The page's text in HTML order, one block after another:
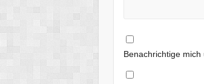
Benachrichtige